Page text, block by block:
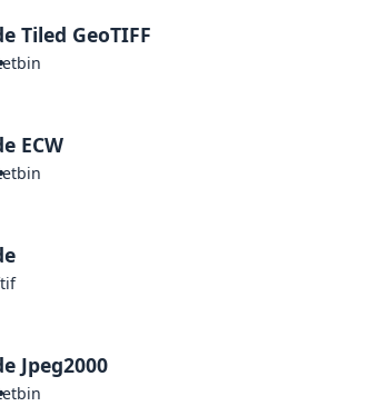
Tiled GeoTIFF
bin
ECW
bin
tif
Jpeg2000
bin